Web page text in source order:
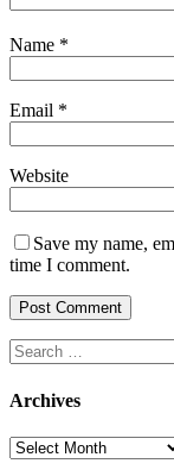
Name *
Email *
Website
Save my name,
time I comment.
Search
for:
Archives
Archives